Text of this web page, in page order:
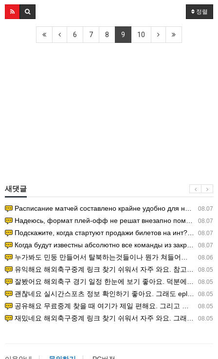
정렬
6 7 8 9 10
새댓글
08.07
Расписание матчей составлено крайне удобно для нашего часово…
08.07
Надеюсь, формат плей-офф не решат внезапно поменять. https:/…
08.07
Подскажите, когда стартуют продажи билетов на инт? https://g…
08.07
Когда будут известны абсолютно все команды из закрытых квали…
08.06
누가봐도 민둥 만들어서 탈북하는것들이나 뭔가 쳐들어오는 낌새를 미리 알아차리기 위함이지 저걸 전쟁준비라고 하…
08.05
유익해요 해외축구중계 링크 찾기 쉬워서 자주 와요. 참고로 무료스포츠중계 정보 확인할 때 출처 꼭 체크해요.…
08.05
잘봤어요 해외축구 경기 일정 한눈에 보기 좋아요. 덕분에 epl중계 볼 때 공식 중계 채널 먼저 찾아봐요. …
08.05
괜찮네요 실시간스포츠 정보 확인하기 좋아요. 그래도 epl중계 볼 때 공식 중계 채널 먼저 찾아봐요. 북마크…
08.05
공유해요 무료중계 찾을 때 여기가 제일 편해요. 그리고 무료스포츠중계 정보 확인할 때 출처 꼭 체크해요. 앞…
08.05
재밌네요 해외축구중계 링크 찾기 쉬워서 자주 와요. 그래서 해외축구중계도 정식 서비스로 봐야 안전해요. 다음…